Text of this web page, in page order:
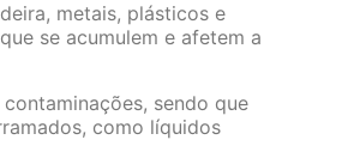
metais, plásticos e
se acumulem e afetem a
sendo que
como líquidos